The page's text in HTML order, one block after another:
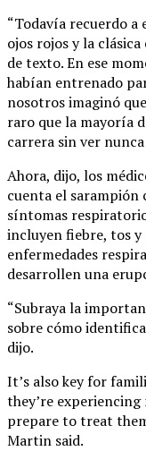
“Todavía recuerdo
ojos rojos y la
de texto. En ese
habían entrenado
nosotros imaginó
raro que la mayoría
carrera sin ver nunca
Ahora, dijo, los
cuenta el sarampión
síntomas
incluyen fiebre, tos
enfermedades
desarrollen una
“Subraya la
sobre cómo
dijo.
It’s also key for
they’re experiencing
prepare to treat
Martin said.